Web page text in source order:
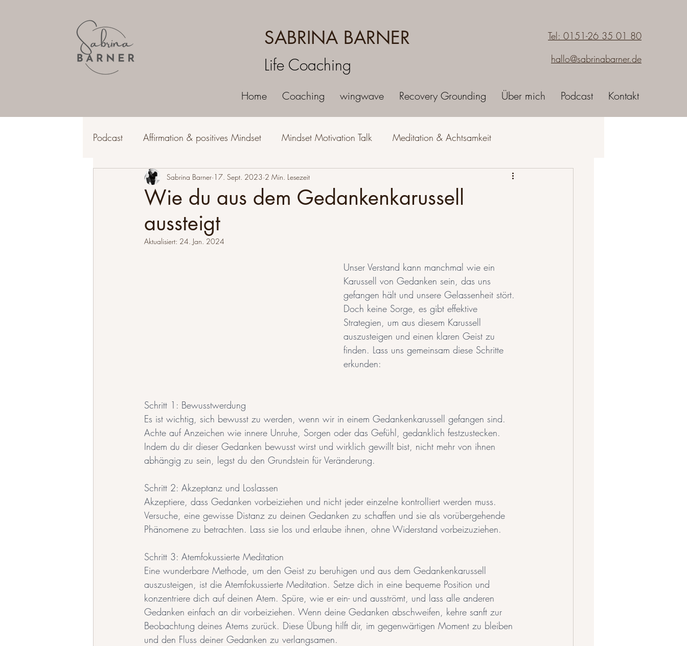
SABRINA BARNER
Life Coaching
Tel: 0151-26 35 01 80
hallo@sabrinabarner.de
Home Coaching wingwave Recovery Grounding Über mich Podcast Kontakt
Podcast Affirmation & positives Mindset Mindset Motivation Talk Meditation & Achtsamkeit
Lebensfreude & Erfüllung Spiritualität & Lebensweise
Wohlbefinden & Gesundheit
Wie du aus dem Gedankenkarussell
aussteigt
Sabrina Barner 17. Sept. 2023 2 Min. Lesezeit
Aktualisiert: 24. Jan. 2024
Unser Verstand kann manchmal wie ein
Karussell von Gedanken sein, das uns
gefangen hält und unsere Gelassenheit stört.
Doch keine Sorge, es gibt effektive
Strategien, um aus diesem Karussell
auszusteigen und einen klaren Geist zu
finden. Lass uns gemeinsam diese Schritte
erkunden:
Schritt 1: Bewusstwerdung
Es ist wichtig, sich bewusst zu werden, wenn wir in einem Gedankenkarussell gefangen sind.
Achte auf Anzeichen wie innere Unruhe, Sorgen oder das Gefühl, gedanklich festzustecken.
Indem du dir dieser Gedanken bewusst wirst und wirklich gewillt bist, nicht mehr von ihnen
abhängig zu sein, legst du den Grundstein für Veränderung.
Schritt 2: Akzeptanz und Loslassen
Akzeptiere, dass Gedanken vorbeiziehen und nicht jeder einzelne kontrolliert werden muss.
Versuche, eine gewisse Distanz zu deinen Gedanken zu schaffen und sie als vorübergehende
Phänomene zu betrachten. Lass sie los und erlaube ihnen, ohne Widerstand vorbeizuziehen.
Schritt 3: Atemfokussierte Meditation
Eine wunderbare Methode, um den Geist zu beruhigen und aus dem Gedankenkarussell
auszusteigen, ist die Atemfokussierte Meditation. Setze dich in eine bequeme Position und
konzentriere dich auf deinen Atem. Spüre, wie er ein- und ausströmt, und lass alle anderen
Gedanken einfach an dir vorbeiziehen. Wenn deine Gedanken abschweifen, kehre sanft zur
Beobachtung deines Atems zurück. Diese Übung hilft dir, im gegenwärtigen Moment zu bleiben
und den Fluss deiner Gedanken zu verlangsamen.